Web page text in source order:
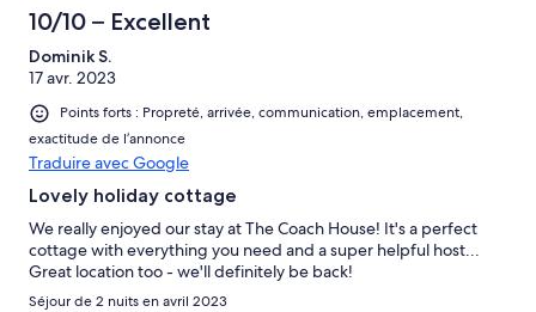
10/10 – Excellent
Dominik S.
17 avr. 2023
Points forts : Propreté, arrivée, communication, emplacement,
exactitude de l’annonce
Traduire avec Google
Lovely holiday cottage
We really enjoyed our stay at The Coach House! It's a perfect
cottage with everything you need and a super helpful host...
Great location too - we'll definitely be back!
Séjour de 2 nuits en avril 2023